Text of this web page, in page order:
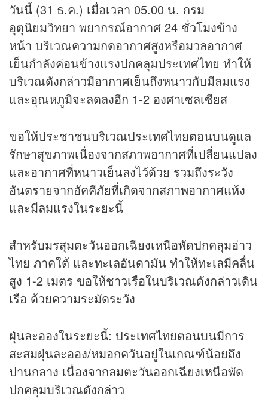
วันนี้ (31 ธ.ค.) เมื่อเวลา 05.00 น. กรม
อุตุนิยมวิทยา พยากรณ์อากาศ 24 ชั่วโมงข้าง
หน้า บริเวณความกดอากาศสูงหรือมวลอากาศ
เย็นกำลังค่อนข้างแรงปกคลุมประเทศไทย ทำให้
บริเวณดังกล่าวมีอากาศเย็นถึงหนาวกับมีลมแรง
และอุณหภูมิจะลดลงอีก 1-2 องศาเซลเซียส
ขอให้ประชาชนบริเวณประเทศไทยตอนบนดูแล
รักษาสุขภาพเนื่องจากสภาพอากาศที่เปลี่ยนแปลง
และอากาศที่หนาวเย็นลงไว้ด้วย รวมถึงระวัง
อันตรายจากอัคคีภัยที่เกิดจากสภาพอากาศแห้ง
และมีลมแรงในระยะนี้
สำหรับมรสุมตะวันออกเฉียงเหนือพัดปกคลุมอ่าว
ไทย ภาคใต้ และทะเลอันดามัน ทำให้ทะเลมีคลื่น
สูง 1-2 เมตร ขอให้ชาวเรือในบริเวณดังกล่าวเดิน
เรือ ด้วยความระมัดระวัง
ฝุ่นละอองในระยะนี้: ประเทศไทยตอนบนมีการ
สะสมฝุ่นละออง/หมอกควันอยู่ในเกณฑ์น้อยถึง
ปานกลาง เนื่องจากลมตะวันออกเฉียงเหนือพัด
ปกคลุมบริเวณดังกล่าว